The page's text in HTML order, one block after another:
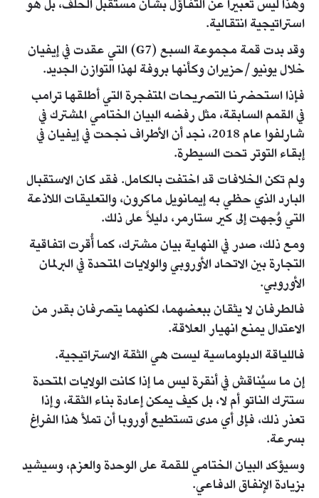
وهذا ليس تعبيراً عن التفاؤل بشأن مستقبل الحلف، بل هو
استراتيجية انتقالية.
وقد بدت قمة مجموعة السبع (G7) التي عقدت في إيفيان
خلال يونيو/حزيران وكأنها بروفة لهذا التوازن الجديد.
فإذا استحضرنا التصريحات المتفجرة التي أطلقها ترامب
في القمم السابقة، مثل رفضه البيان الختامي المشترك في
شارلفوا عام 2018، نجد أن الأطراف نجحت في إيفيان في
إبقاء التوتر تحت السيطرة.
ولم تكن الخلافات قد اختفت بالكامل. فقد كان الاستقبال
البارد الذي حظي به إيمانويل ماكرون، والتعليقات اللاذعة
التي وُجهت إلى كير ستارمر، دليلاً على ذلك.
ومع ذلك، صدر في النهاية بيان مشترك، كما أُقرت اتفاقية
التجارة بين الاتحاد الأوروبي والولايات المتحدة في البرلمان
الأوروبي.
فالطرفان لا يثقان ببعضهما، لكنهما يتصرفان بقدر من
الاعتدال يمنع انهيار العلاقة.
فاللياقة الدبلوماسية ليست هي الثقة الاستراتيجية.
إن ما سيُناقش في أنقرة ليس ما إذا كانت الولايات المتحدة
ستترك الناتو أم لا، بل كيف يمكن إعادة بناء الثقة، وإذا
تعذر ذلك، فإلى أي مدى تستطيع أوروبا أن تملأ هذا الفراغ
بسرعة.
وسيؤكد البيان الختامي للقمة على الوحدة والعزم، وسيشيد
بزيادة الإنفاق الدفاعي.